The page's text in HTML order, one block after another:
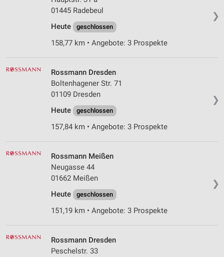
❯
01445 Radebeul
Heute
geschlossen
158,77 km • Angebote: 3 Prospekte
❯
Rossmann Dresden
Boltenhagener Str. 71
01109 Dresden
Heute
geschlossen
157,84 km • Angebote: 3 Prospekte
❯
Rossmann Meißen
Neugasse 44
01662 Meißen
Heute
geschlossen
151,19 km • Angebote: 3 Prospekte
Rossmann Dresden
Peschelstr. 33